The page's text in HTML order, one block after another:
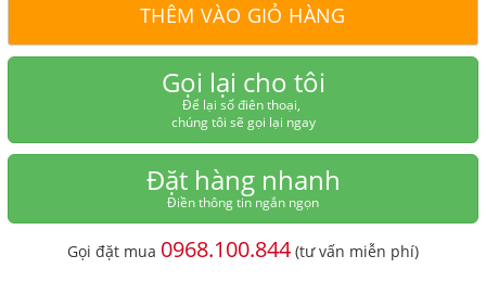
THÊM VÀO GIỎ HÀNG
Gọi lại cho tôi
Để lại số điên thoại,
chúng tôi sẽ gọi lại ngay
Đặt hàng nhanh
Điền thông tin ngắn ngọn
Gọi đặt mua 0968.100.844 (tư vấn miễn phí)